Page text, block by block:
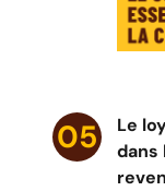
05
Le
dans